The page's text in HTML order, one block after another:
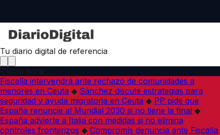
Tu diario digital de referencia
Fiscalía intervendrá ante rechazo de comunidades a
menores en Ceuta ◆ Sánchez discute estrategias para
seguridad y ayuda migratoria en Ceuta ◆ PP pide que
España renuncie al Mundial 2030 si no tiene la final ◆
España advierte a Italia con medidas si no elimina
controles fronterizos ◆ Compromís denuncia ante Fiscalía